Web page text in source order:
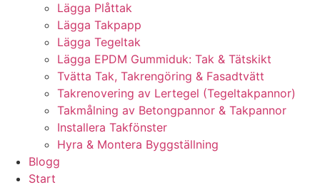
Lägga Plåttak
Lägga Takpapp
Lägga Tegeltak
Lägga EPDM Gummiduk: Tak & Tätskikt
Tvätta Tak, Takrengöring & Fasadtvätt
Takrenovering av Lertegel (Tegeltakpannor)
Takmålning av Betongpannor & Takpannor
Installera Takfönster
Hyra & Montera Byggställning
Blogg
Start